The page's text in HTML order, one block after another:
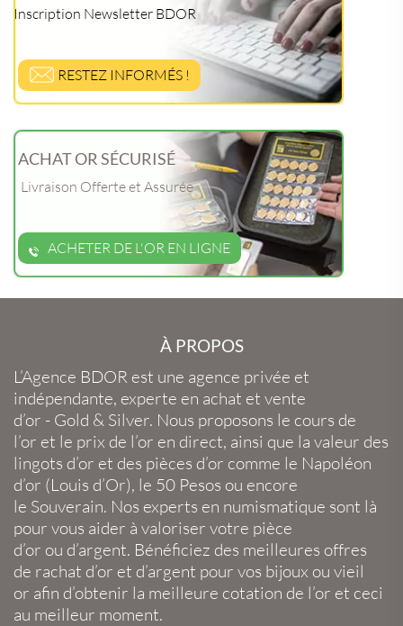
Inscription Newsletter BDOR
RESTEZ INFORMÉS !
ACHAT OR SÉCURISÉ
Livraison Offerte et Assurée
ACHETER DE L'OR EN LIGNE
À PROPOS
L’Agence BDOR est une agence privée et
indépendante, experte en achat et vente
d’or - Gold & Silver. Nous proposons le cours de
l’or et le prix de l’or en direct, ainsi que la valeur des
lingots d’or et des pièces d’or comme le Napoléon
d’or (Louis d’Or), le 50 Pesos ou encore
le Souverain. Nos experts en numismatique sont là
pour vous aider à valoriser votre pièce
d’or ou d’argent. Bénéficiez des meilleures offres
de rachat d’or et d’argent pour vos bijoux ou vieil
or afin d’obtenir la meilleure cotation de l’or et ceci
au meilleur moment.